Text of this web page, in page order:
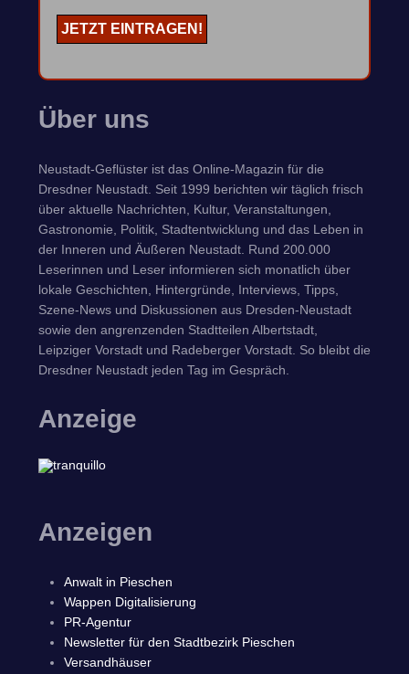
Über uns
Neustadt-Geflüster ist das Online-Magazin für die
Dresdner Neustadt. Seit 1999 berichten wir täglich frisch
über aktuelle Nachrichten, Kultur, Veranstaltungen,
Gastronomie, Politik, Stadtentwicklung und das Leben in
der Inneren und Äußeren Neustadt. Rund 200.000
Leserinnen und Leser informieren sich monatlich über
lokale Geschichten, Hintergründe, Interviews, Tipps,
Szene-News und Diskussionen aus Dresden-Neustadt
sowie den angrenzenden Stadtteilen Albertstadt,
Leipziger Vorstadt und Radeberger Vorstadt. So bleibt die
Dresdner Neustadt jeden Tag im Gespräch.
Anzeige
Anzeigen
Anwalt in Pieschen
Wappen Digitalisierung
PR-Agentur
Newsletter für den Stadtbezirk Pieschen
Versandhäuser